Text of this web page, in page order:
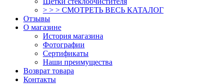
> > > СМОТРЕТЬ ВЕСЬ КАТАЛОГ
Отзывы
О магазине
История магазина
Фотографии
Сертификаты
Наши преимущества
Возврат товара
Контакты